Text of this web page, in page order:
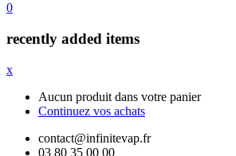
0
recently added items
x
Aucun produit dans votre panier
Continuez vos achats
contact@infinitevap.fr
03 80 35 00 00